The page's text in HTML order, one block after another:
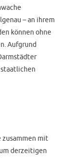
– an ihrem
können ohne
Aufgrund
staatlichen
mit
derzeitigen